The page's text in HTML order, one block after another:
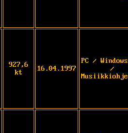
927,6
kt
16.04.1997
PC /
/